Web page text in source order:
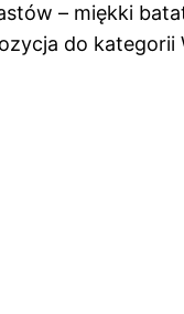
– miękki
do kategorii